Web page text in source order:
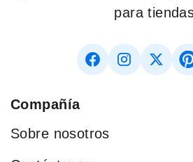
para
Compañía
Sobre nosotros